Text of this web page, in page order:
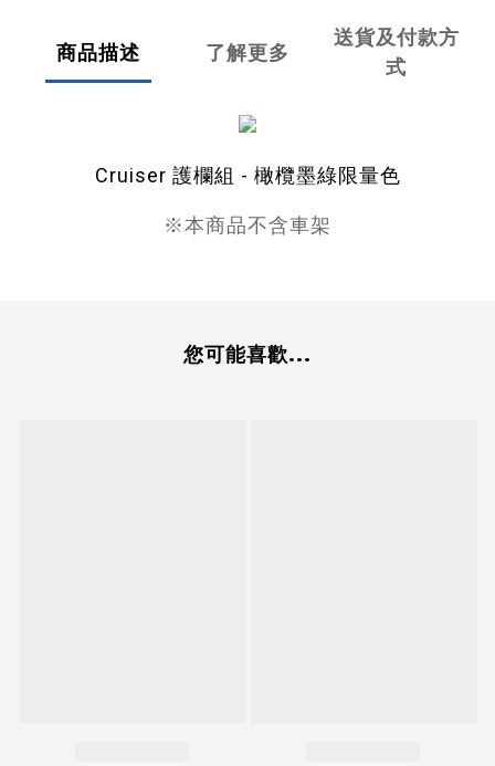
商品描述 了解更多
送貨及付款方
式
Cruiser 護欄組 - 橄欖墨綠限量色
※本商品不含車架
您可能喜歡...